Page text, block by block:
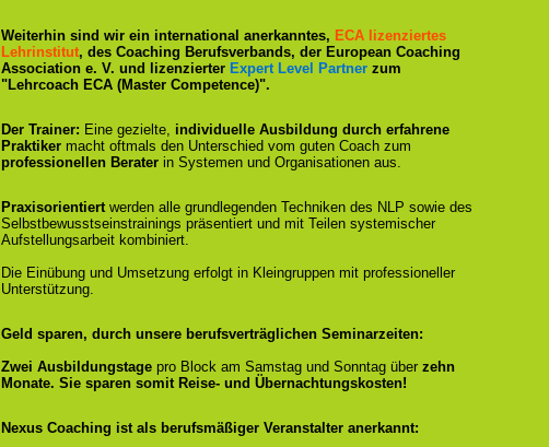
Weiterhin sind wir ein international anerkanntes, ECA lizenziertes
Lehrinstitut, des Coaching Berufsverbands, der European Coaching
Association e. V. und lizenzierter Expert Level Partner zum
"Lehrcoach ECA (Master Competence)".
Der Trainer: Eine gezielte, individuelle Ausbildung durch erfahrene
Praktiker macht oftmals den Unterschied vom guten Coach zum
professionellen Berater in Systemen und Organisationen aus.
Praxisorientiertwerden alle grundlegenden Techniken des NLP sowie des
Selbstbewusstseinstrainings präsentiert und mit Teilen systemischer
Aufstellungsarbeit kombiniert.
Die Einübung und Umsetzung erfolgt in Kleingruppen mit professioneller
Unterstützung.
Geld sparen, durch unsere berufsverträglichen Seminarzeiten:
Zwei Ausbildungstage pro Block am Samstag und Sonntag über zehn
Monate. Sie sparen somit Reise- und Übernachtungskosten!
Nexus Coaching ist als berufsmäßiger Veranstalter anerkannt: